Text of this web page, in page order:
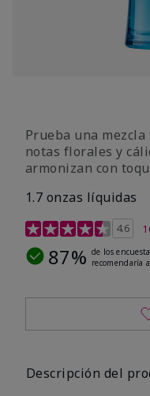
Prueba una
notas florales y
armonizan con
1.7 onzas líquidas
Calificación de 4.6
87% de los
recomendaría
Descripción del